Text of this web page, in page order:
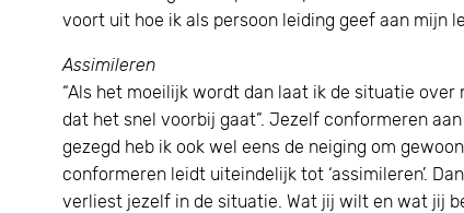
voort uit hoe ik als persoon leiding geef aan mijn
Assimileren
“Als het moeilijk wordt dan laat ik de situatie over
dat het snel voorbij gaat”. Jezelf conformeren
gezegd heb ik ook wel eens de neiging om
conformeren leidt uiteindelijk tot ‘assimileren’.
verliest jezelf in de situatie. Wat jij wilt en wat jij